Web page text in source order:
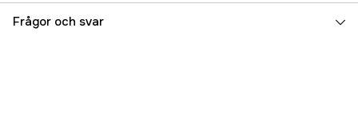
Referensnummer 5000072205
Frågor och svar